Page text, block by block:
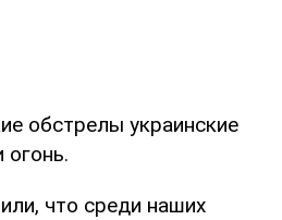
обстрелы украинские
что среди наших